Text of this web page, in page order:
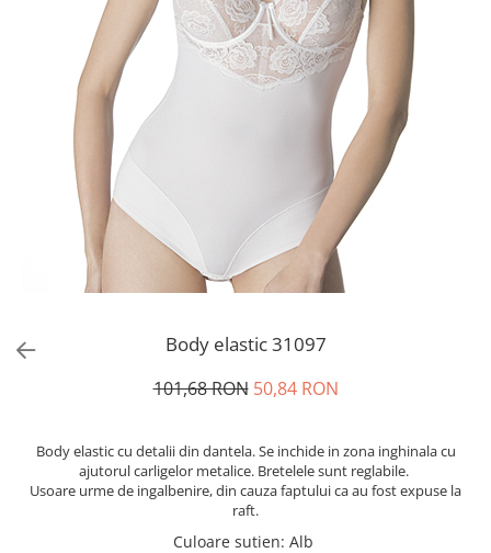
Facebook
Body elastic 31097
101,68 RON 50,84 RON
Body elastic cu detalii din dantela. Se inchide in zona inghinala cu
ajutorul carligelor metalice. Bretelele sunt reglabile.
Usoare urme de ingalbenire, din cauza faptului ca au fost expuse la
raft.
Culoare sutien: Alb